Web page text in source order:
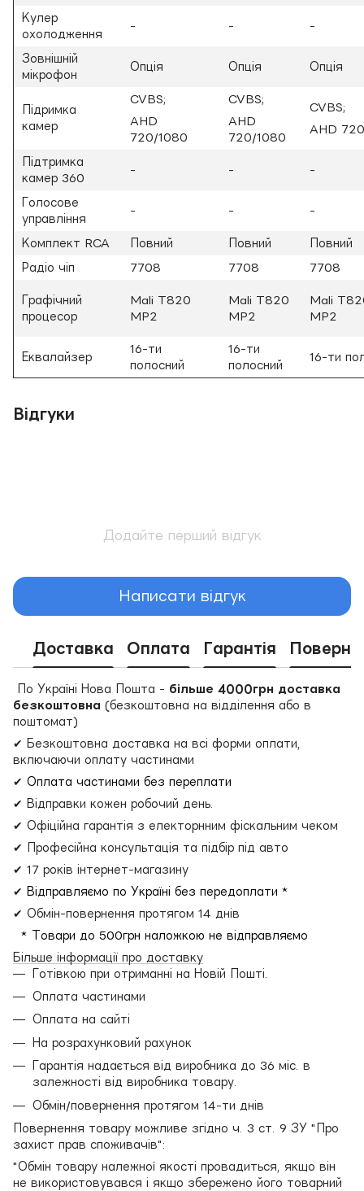
Кулер
охолодження
- - -
Зовнішній
мікрофон
Опція Опція Опція
Підримка
камер
CVBS;
AHD
720/1080
CVBS;
AHD
720/1080
CVBS;
AHD
Підтримка
камер 360
- - -
Голосове
управління
- - -
Комплект RCA Повний Повний
Повний
Радіо чіп
7708 7708 7708
Графічний
процесор
Mali T820
MP2
Mali T820
MP2
Mali
MP2
Еквалайзер
16-ти
полосний
16-ти
полосний
16-ти
Відгуки
Додайте перший відгук
Написати відгук
Доставка Оплата Гарантія
По Україні Нова Пошта - більше 4000грн доставка
безкоштовна (безкоштовна на відділення або в
поштомат)
✔ Безкоштовна доставка на всі форми оплати,
включаючи оплату частинами
✔ Оплата частинами без переплати
✔ Відправки кожен робочий день.
✔ Офіційна гарантія з електорнним фіскальним чеком
✔ Професійна консультація та підбір під авто
✔ 17 років інтернет-магазину
✔ Відправляємо по Україні без передоплати *
✔ Обмін-повернення протягом 14 днів
* Товари до 500грн наложкою не відправляємо
Більше інформації про доставку
Готівкою при отриманні на Новій Пошті.
Оплата частинами
Оплата на сайті
На розрахунковий рахунок
Гарантія надається від виробника до 36 міс. в
залежності від виробника товару.
Обмін/повернення протягом 14-ти днів
Повернення товару можливе згідно ч. 3 ст. 9 ЗУ "Про
захист прав споживачів":
"Обмін товару належної якості провадиться, якщо він
не використовувався і якщо збережено його товарний